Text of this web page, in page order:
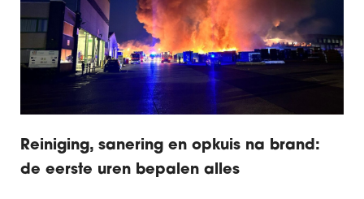
Reiniging, sanering en opkuis na brand:
de eerste uren bepalen alles